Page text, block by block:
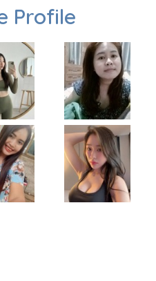
Profile